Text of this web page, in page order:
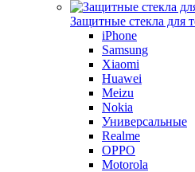
Защитные стекла для
iPhone
Samsung
Xiaomi
Huawei
Meizu
Nokia
Универсальные
Realme
OPPO
Motorola